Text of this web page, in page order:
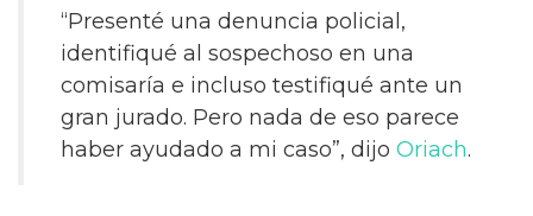
“Presenté una denuncia policial,
identifiqué al sospechoso en una
comisaría e incluso testifiqué ante un
gran jurado. Pero nada de eso parece
haber ayudado a mi caso”, dijo Oriach.